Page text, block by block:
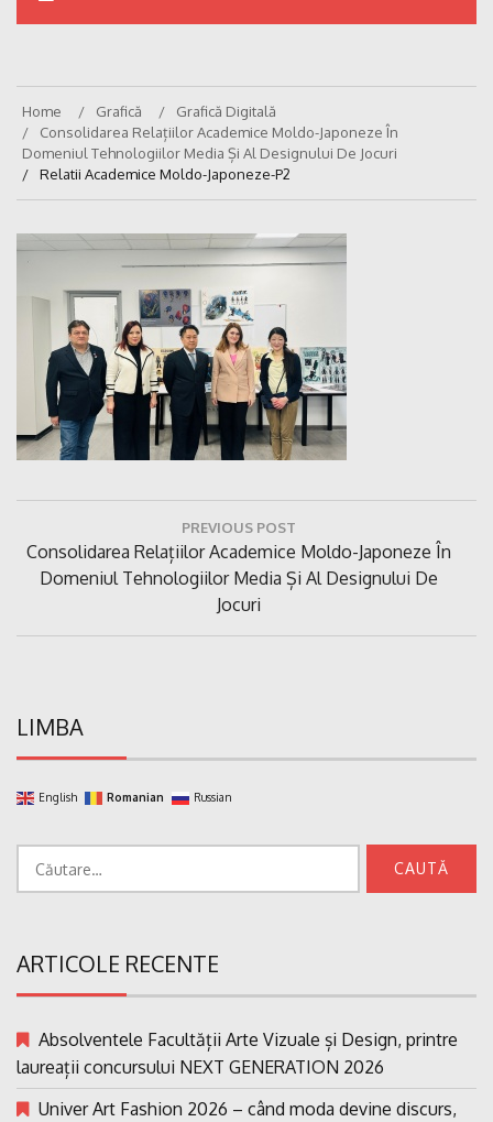
Home Grafică
Grafică Digitală
Consolidarea Relațiilor Academice Moldo-Japoneze În
Domeniul Tehnologiilor Media Și Al Designului De Jocuri
Relatii Academice Moldo-Japoneze-P2
articole
PREVIOUS POST
Previous
Post:
Consolidarea Relațiilor Academice Moldo-Japoneze În
Domeniul Tehnologiilor Media Și Al Designului De
Jocuri
LIMBA
English Romanian Russian
ARTICOLE RECENTE
Absolventele Facultății Arte Vizuale și Design, printre
laureații concursului NEXT GENERATION 2026
Univer Art Fashion 2026 – când moda devine discurs,